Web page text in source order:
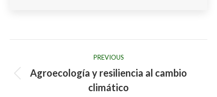
navigation
PREVIOUS
Previous
post:
Agroecología y resiliencia al cambio
climático